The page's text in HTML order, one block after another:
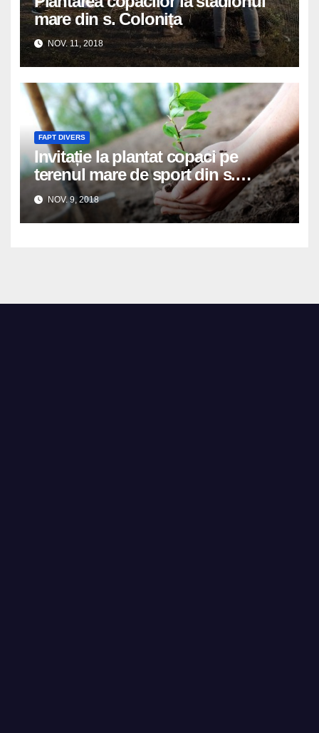
mare din s. Colonița
NOV. 11, 2018
FAPT DIVERS
Invitație la plantat copaci pe
terenul mare de sport din s.
Colonița – sîmbătă, 10 noiembrie,
orele 11
NOV. 9, 2018